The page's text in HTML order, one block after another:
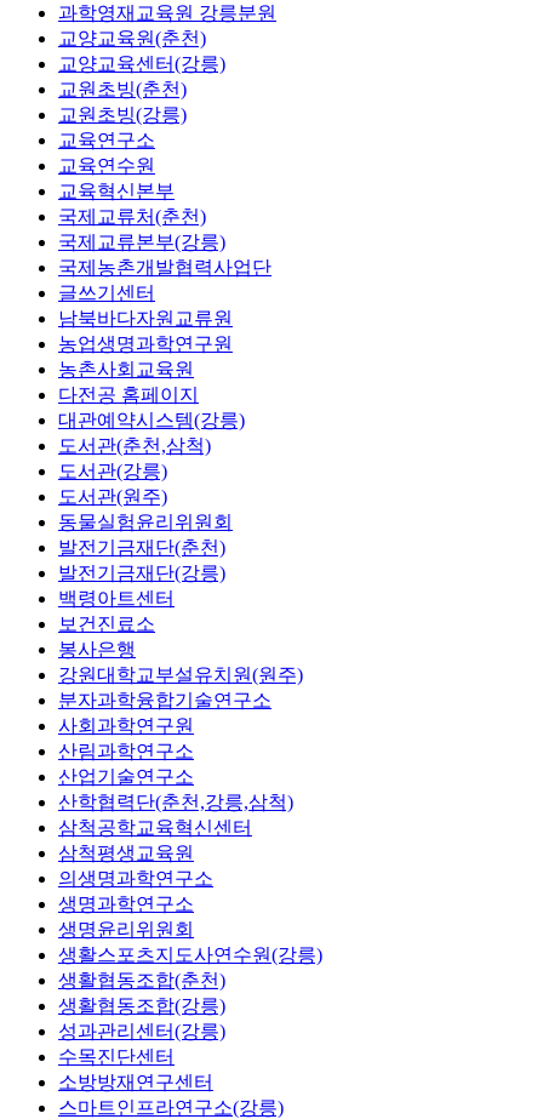
과학영재교육원 강릉분원
교양교육원(춘천)
교양교육센터(강릉)
교원초빙(춘천)
교원초빙(강릉)
교육연구소
교육연수원
교육혁신본부
국제교류처(춘천)
국제교류본부(강릉)
국제농촌개발협력사업단
글쓰기센터
남북바다자원교류원
농업생명과학연구원
농촌사회교육원
다전공 홈페이지
대관예약시스템(강릉)
도서관(춘천,삼척)
도서관(강릉)
도서관(원주)
동물실험윤리위원회
발전기금재단(춘천)
발전기금재단(강릉)
백령아트센터
보건진료소
봉사은행
강원대학교부설유치원(원주)
분자과학융합기술연구소
사회과학연구원
산림과학연구소
산업기술연구소
산학협력단(춘천,강릉,삼척)
삼척공학교육혁신센터
삼척평생교육원
의생명과학연구소
생명과학연구소
생명윤리위원회
생활스포츠지도사연수원(강릉)
생활협동조합(춘천)
생활협동조합(강릉)
성과관리센터(강릉)
수목진단센터
소방방재연구센터
스마트인프라연구소(강릉)